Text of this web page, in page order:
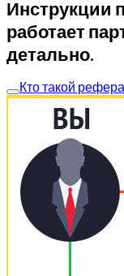
Инструкции
работает
детально.
Кто такой